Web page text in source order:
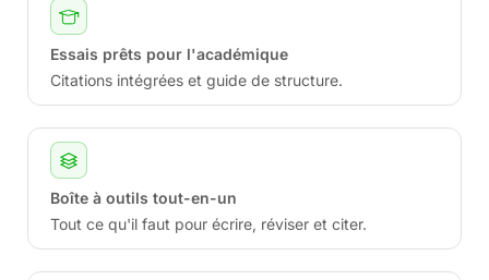
Essais prêts pour l'académique
Citations intégrées et guide de structure.
Boîte à outils tout-en-un
Tout ce qu'il faut pour écrire, réviser et citer.